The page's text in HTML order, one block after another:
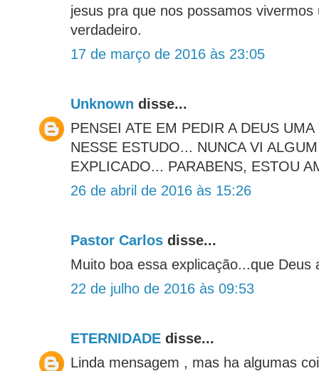
jesus pra que nos possamos vivermos
verdadeiro.
17 de março de 2016 às 23:05
Unknown disse...
PENSEI ATE EM PEDIR A DEUS
NESSE ESTUDO... NUNCA VI
EXPLICADO... PARABENS, ESTOU
26 de abril de 2016 às 15:26
Pastor Carlos disse...
Muito boa essa explicação...que Deus
22 de julho de 2016 às 09:53
ETERNIDADE disse...
Linda mensagem , mas ha algumas